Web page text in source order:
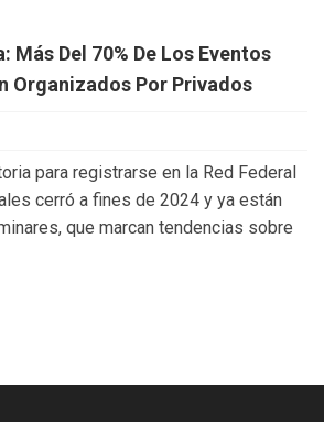
Más Del 70% De Los Eventos
Organizados Por Privados
para registrarse en la Red Federal
cerró a fines de 2024 y ya están
que marcan tendencias sobre